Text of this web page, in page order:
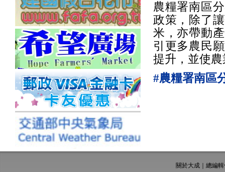
農糧署南區
政策，除了
米，亦帶動
引更多農民
提升，並使
#農糧署南區